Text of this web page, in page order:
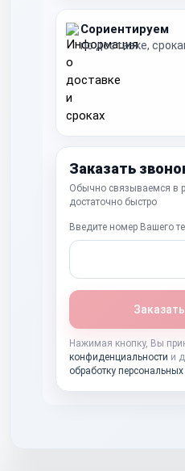
Сориентируем
по доставке,
Заказать
Обычно связываемся в
достаточно быстро
Введите номер Вашего
Нажимая кнопку, Вы
конфиденциальности и
обработку